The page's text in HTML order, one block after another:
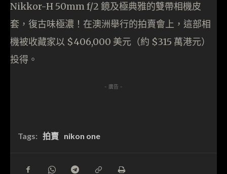
Nikkor-H 50mm f/2 鏡及極典雅的雙帶相機皮
套，復古味極濃！在澳洲舉行的拍賣會上，這部相
機被收藏家以 $406,000 美元（約 $315 萬港元）
投得。
- 廣告 -
Tags: 拍賣 nikon one